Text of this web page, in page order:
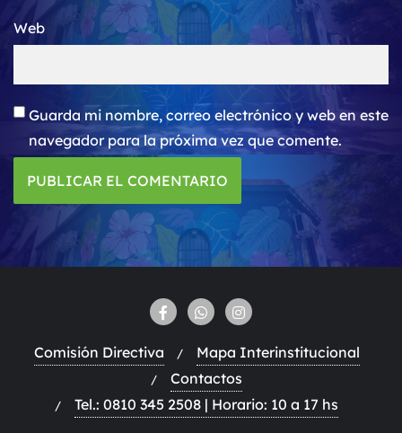
Web
Guarda mi nombre, correo electrónico y web en este
navegador para la próxima vez que comente.
Comisión Directiva
Mapa Interinstitucional
Contactos
Tel.: 0810 345 2508 | Horario: 10 a 17 hs